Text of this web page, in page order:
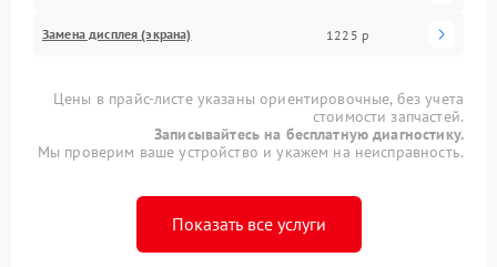
Замена дисплея (экрана) 1225 р
Цены в прайс-листе указаны ориентировочные, без учета
стоимости запчастей.
Записывайтесь на бесплатную диагностику.
Мы проверим ваше устройство и укажем на неисправность.
Показать все услуги